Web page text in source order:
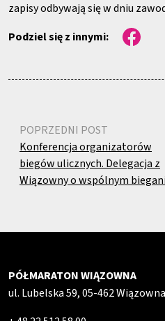
zapisy odbywają się w dniu
Podziel się z innymi:
POPRZEDNI POST
Konferencja organizatorów
biegów ulicznych. Delegacja z
Wiązowny o wspólnym
PÓŁMARATON WIĄZOWNA
ul. Lubelska 59, 05-462 Wiązowna